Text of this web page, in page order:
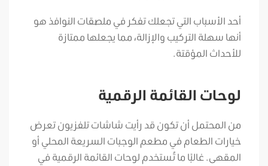
أحد الأسباب التي تجعلك تفكر في ملصقات النوافذ هو
أنها سهلة التركيب والإزالة، مما يجعلها ممتازة
للأحداث المؤقتة.
لوحات القائمة الرقمية
من المحتمل أن تكون قد رأيت شاشات تلفزيون تعرض
خيارات الطعام في مطعم الوجبات السريعة المحلي أو
المقهى. غالبًا ما تُستخدم لوحات القائمة الرقمية في